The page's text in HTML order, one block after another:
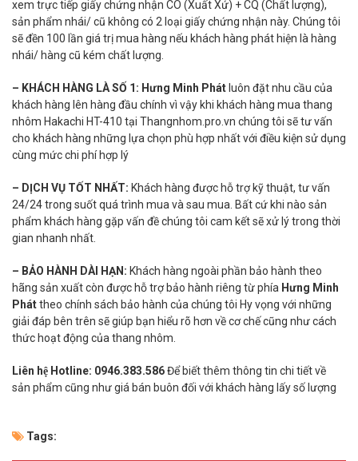
xem trực tiếp giấy chứng nhận CO (Xuất Xứ) + CQ (Chất lượng),
sản phẩm nhái/ cũ không có 2 loại giấy chứng nhận này. Chúng tôi
sẽ đền 100 lần giá trị mua hàng nếu khách hàng phát hiện là hàng
nhái/ hàng cũ kém chất lượng.
– KHÁCH HÀNG LÀ SỐ 1: Hưng Minh Phátluôn đặt nhu cầu của
khách hàng lên hàng đầu chính vì vậy khi khách hàng mua thang
nhôm Hakachi HT-410 tại Thangnhom.pro.vn chúng tôi sẽ tư vấn
cho khách hàng những lựa chọn phù hợp nhất với điều kiện sử dụng
cùng mức chi phí hợp lý
– DỊCH VỤ TỐT NHẤT: Khách hàng được hỗ trợ kỹ thuật, tư vấn
24/24 trong suốt quá trình mua và sau mua. Bất cứ khi nào sản
phẩm khách hàng gặp vấn đề chúng tôi cam kết sẽ xử lý trong thời
gian nhanh nhất.
– BẢO HÀNH DÀI HẠN: Khách hàng ngoài phần bảo hành theo
hãng sản xuất còn được hỗ trợ bảo hành riêng từ phía Hưng Minh
Pháttheo chính sách bảo hành của chúng tôi Hy vọng với những
giải đáp bên trên sẽ giúp bạn hiểu rõ hơn về cơ chế cũng như cách
thức hoạt động của thang nhôm.
Liên hệ Hotline: 0946.383.586Để biết thêm thông tin chi tiết về
sản phẩm cũng như giá bán buôn đối với khách hàng lấy số lượng
Tags: